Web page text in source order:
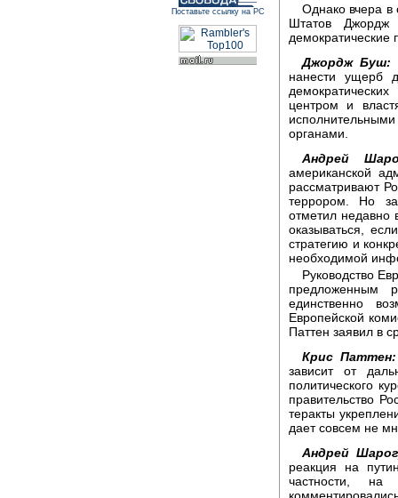
Поставьте ссылку на РС
Однако вчера в
Штатов
Джордж Буш:
нанести ущерб
центром и
органами.
Андрей
американской
рассматривают
террором. Но
отметил недавно
оказываться,
стратегию и
необходимой
Руководство
предложенным
единственно
Европейской
Паттен заявил в
Крис Паттен:
зависит от
политического
правительство
теракты
дает совсем не
Андрей
реакция на
частности,